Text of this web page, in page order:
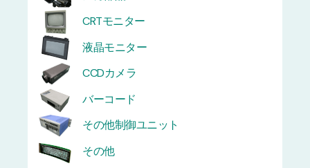
CRTモニター
液晶モニター
CCDカメラ
バーコード
その他制御ユニット
その他